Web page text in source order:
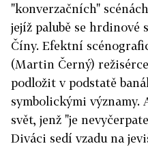
"konverzačních"
jejíž palubě se hrdinové
Číny. Efektní
(Martin Černý)
podložit v podstatě
symbolickými významy.
svět, jenž "je
Diváci sedí vzadu na